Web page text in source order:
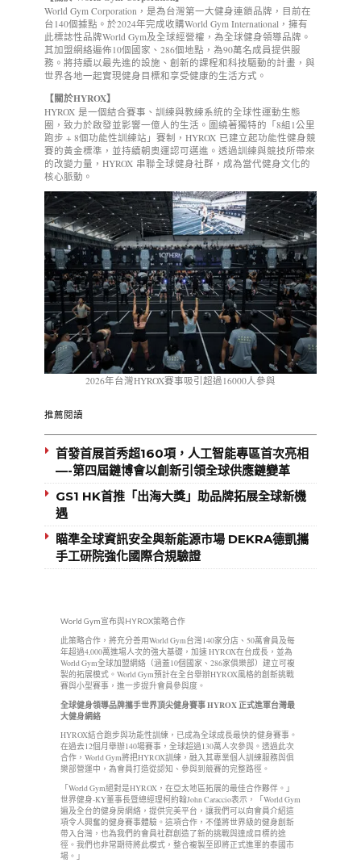
World Gym Corporation，是為台灣第一大健身連鎖品牌，目前在
台140個據點。於2024年完成收購World Gym International，擁有
此標誌性品牌World Gym及全球經營權，為全球健身領導品牌。
其加盟網絡遍佈10個國家、286個地點，為90萬名成員提供服
務。將持續以最先進的設施、創新的課程和科技驅動的計畫，與
世界各地一起實現健身目標和享受健康的生活方式。
【關於HYROX】
HYROX 是一個結合賽事、訓練與教練系統的全球性運動生態
圈，致力於啟發並影響一億人的生活。圍繞著獨特的「8組1公里
跑步 + 8個功能性訓練站」賽制，HYROX 已建立起功能性健身競
賽的黃金標準，並持續朝奧運認可邁進。透過訓練與競技所帶來
的改變力量，HYROX 串聯全球健身社群，成為當代健身文化的
核心脈動。
2026年台灣HYROX賽事吸引超過16000人參與
推薦閱讀
首發首展首秀超160項，人工智能專區首次亮相
—-第四屆鏈博會以創新引領全球供應鏈變革
GS1 HK首推「出海大獎」助品牌拓展全球新機
遇
瞄準全球資訊安全與新能源市場 DEKRA德凱攜
手工研院強化國際合規驗證
World Gym宣布與HYROX策略合作
此策略合作，將充分善用World Gym台灣140家分店、50萬會員及每
年超過4,000萬進場人次的強大基礎，加速 HYROX在台成長，並為
World Gym全球加盟網絡（涵蓋10個國家、286家俱樂部）建立可複
製的拓展模式。World Gym預計在全台舉辦HYROX風格的創新挑戰
賽與小型賽事，進一步提升會員參與度。
全球健身領導品牌攜手世界頂尖健身賽事HYROX 正式進軍台灣最
大健身網絡
HYROX結合跑步與功能性訓練，已成為全球成長最快的健身賽事。
在過去12個月舉辦140場賽事，全球超過130萬人次參與。透過此次
合作，World Gym將把HYROX訓練，融入其專業個人訓練服務與俱
樂部營運中，為會員打造從認知、參與到競賽的完整路徑。
「World Gym絕對是HYROX，在亞太地區拓展的最佳合作夥伴。」
世界健身-KY董事長暨總經理柯約翰John Caraccio表示，「World Gym
遍及全台的健身房網絡，提供完美平台，讓我們可以向會員介紹這
項令人興奮的健身賽事體驗。這項合作，不僅將世界級的健身創新
帶入台灣，也為我們的會員社群創造了新的挑戰與達成目標的途
徑。我們也非常期待將此模式，整合複製至即將正式進軍的泰國市
場。」